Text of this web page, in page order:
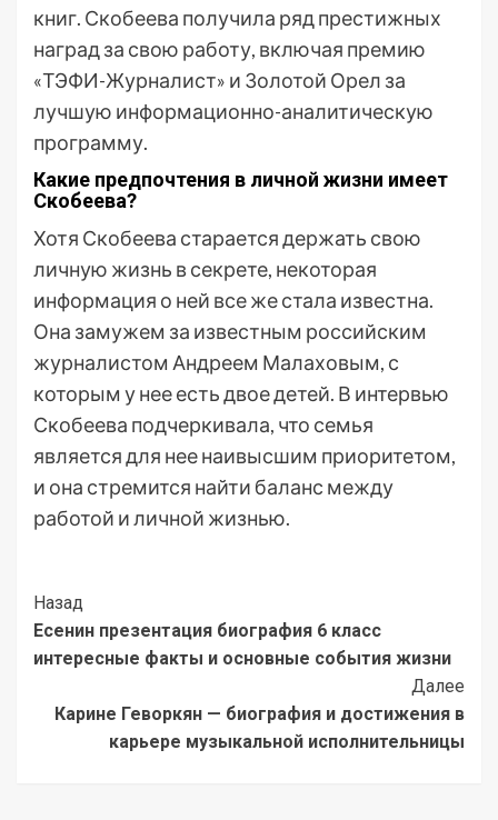
книг. Скобеева получила ряд престижных
наград за свою работу, включая премию
«ТЭФИ-Журналист» и Золотой Орел за
лучшую информационно-аналитическую
программу.
Какие предпочтения в личной жизни имеет
Скобеева?
Хотя Скобеева старается держать свою
личную жизнь в секрете, некоторая
информация о ней все же стала известна.
Она замужем за известным российским
журналистом Андреем Малаховым, с
которым у нее есть двое детей. В интервью
Скобеева подчеркивала, что семья
является для нее наивысшим приоритетом,
и она стремится найти баланс между
работой и личной жизнью.
Post
Navigation
Назад
Есенин презентация биография 6 класс
интересные факты и основные события жизни
Далее
Карине Геворкян — биография и достижения в
карьере музыкальной исполнительницы